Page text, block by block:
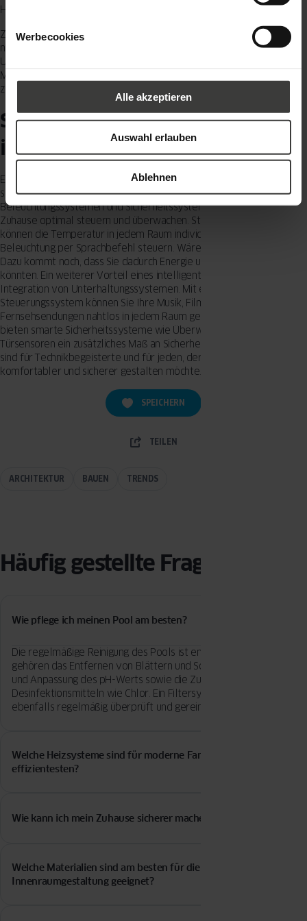
Werbecookies
Alle akzeptieren
Auswahl erlauben
Ablehnen
Hauses.
Zusammengefasst bietet ein modernes, nachhaltiges Familienhaus
nicht nur vollen Komfort, sondern trägt auch aktiv zum
Umweltschutz bei. Die Kombination aus umweltfreundlichen
Materialien und energieeffizienten Lösungen macht es zu einer
zukunftssicheren Investition.
Smarte Technologien für ein
intelligentes Zuhause
Ein intelligentes Zuhause bietet Komfort, Sicherheit und Effizienz. Mit
smarten Technologien wie intelligenten Thermostaten,
Beleuchtungssystemen und Sicherheitssystemen können Sie Ihr
Zuhause optimal steuern und überwachen. Stellen Sie sich vor, Sie
können die Temperatur in jedem Raum individuell anpassen oder die
Beleuchtung per Sprachbefehl steuern. Wäre das nicht praktisch?
Dazu kommt noch, dass Sie dadurch Energie und Kosten sparen
könnten. Ein weiterer Vorteil eines intelligenten Zuhauses ist die
Integration von Unterhaltungssystemen. Mit einem zentralen
Steuerungssystem können Sie Ihre Musik, Filme und
Fernsehsendungen nahtlos in jedem Raum genießen. Darüber hinaus
bieten smarte Sicherheitssysteme wie Überwachungskameras und
Türsensoren ein zusätzliches Maß an Sicherheit. Diese Technologien
sind für Technikbegeisterte und für jeden, der sein Zuhause
komfortabler und sicherer gestalten möchte.
SPEICHERN
TEILEN
ARCHITEKTUR BAUEN TRENDS
Häufig gestellte Fragen
Wie pflege ich meinen Pool am besten?
Die regelmäßige Reinigung des Pools ist entscheidend. Dazu
gehören das Entfernen von Blättern und Schmutz, die Kontrolle
und Anpassung des pH-Werts sowie die Zugabe von
Desinfektionsmitteln wie Chlor. Ein Filtersystem sollte
ebenfalls regelmäßig überprüft und gereinigt werden.
Welche Heizsysteme sind für moderne Familienhäuser am
effizientesten?
einige der effizientesten Heizsysteme für moderne
Wie kann ich mein Zuhause sicherer machen?
Überwachungskameras und intelligenten Türschlössern kann
die Sicherheit Ihres Zuhauses erheblich erhöhen. Auch
Welche Materialien sind am besten für die
Innenraumgestaltung geeignet?